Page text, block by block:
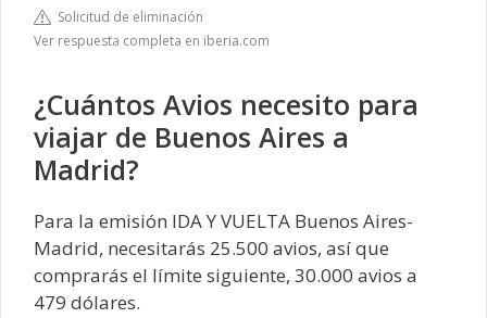
Solicitud de eliminación
Ver respuesta completa en iberia.com
¿Cuántos Avios necesito para
viajar de Buenos Aires a
Madrid?
Para la emisión IDA Y VUELTA Buenos Aires-
Madrid, necesitarás 25.500 avios, así que
comprarás el límite siguiente, 30.000 avios a
479 dólares.